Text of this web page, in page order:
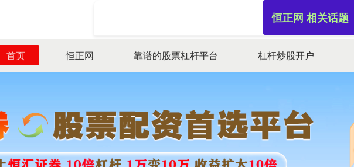
首页 恒正网 靠谱的股票杠杆平台 杠杆炒股开户
恒正网 相关话题